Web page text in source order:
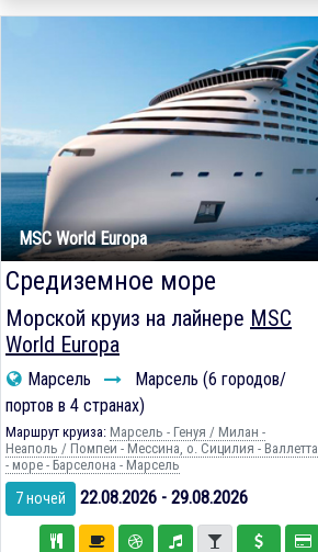
MSC World Europa
Средиземное море
Морской круиз на лайнере MSC
World Europa
Марсель
Марсель (6 городов/
портов в 4 странах)
Маршрут круиза: Марсель - Генуя / Милан -
Неаполь / Помпеи - Мессина, о. Сицилия - Валлетта
- море - Барселона - Марсель
7 ночей 22.08.2026 - 29.08.2026